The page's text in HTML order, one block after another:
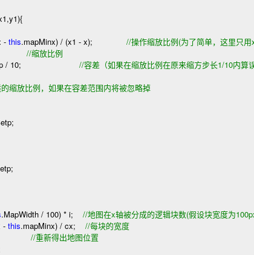
{
- this.mapMinx) / (x1 - x); //操作缩放比例(为了简单，这里只用
//缩放比例
/ 10; //容差（如果在缩放比例在原来缩方步长1/10内算误
缩放比例，如果在容差范围内将被忽略掉
.MapWidth / 100) * i; //地图在x轴被分成的逻辑块数(假设块宽度为
- this.mapMinx) / cx; //每块的宽度
//重新得出地图位置